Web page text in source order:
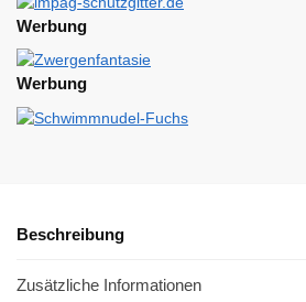
Werbung
Werbung
Beschreibung
Zusätzliche Informationen